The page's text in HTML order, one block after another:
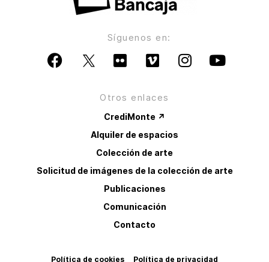
Síguenos en:
Otros enlaces
CrediMonte ↗
Alquiler de espacios
Colección de arte
Solicitud de imágenes de la colección de arte
Publicaciones
Comunicación
Contacto
Política de cookies Política de privacidad